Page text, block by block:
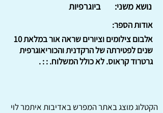
ביוגרפיות
נושא משני:
אודות הספר:
אלבום צילומים וציורים שראה אור במלאת 10
שנים לפטירתה של הרקדנית והכוריאוגרפית
גרטרוד קראוס. לא כולל המשלוח. : : .
הקטלוג מוצג באתרהמפרשבאדיבות איתמר לוי